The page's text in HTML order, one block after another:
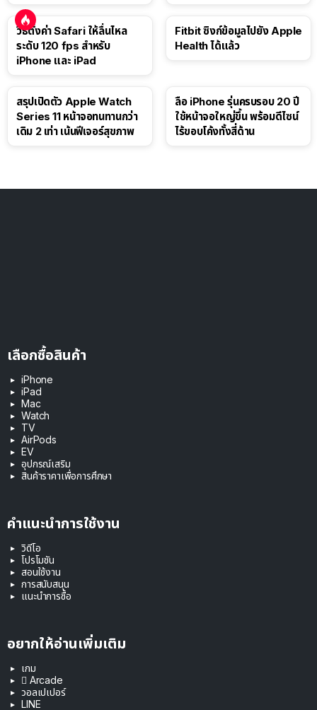
วิธีตั้งค่า Safari ให้ลื่นไหล
ระดับ 120 fps สำหรับ
iPhone และ iPad
Fitbit ซิงก์ข้อมูลไปยัง Apple
Health ได้แล้ว
สรุปเปิดตัว Apple Watch
Series 11 หน้าจอทนทานกว่า
เดิม 2 เท่า เน้นฟีเจอร์สุขภาพ
ลือ iPhone รุ่นครบรอบ 20 ปี
ใช้หน้าจอใหญ่ขึ้น พร้อมดีไซน์
ไร้ขอบโค้งทั้งสี่ด้าน
เลือกซื้อสินค้า
iPhone
iPad
Mac
Watch
TV
AirPods
EV
อุปกรณ์เสริม
สินค้าราคาเพื่อการศึกษา
คำแนะนำการใช้งาน
วิดีโอ
โปรโมชัน
สอนใช้งาน
การสนับสนุน
แนะนำการซื้อ
อยากให้อ่านเพิ่มเติม
เกม
 Arcade
วอลเปเปอร์
LINE